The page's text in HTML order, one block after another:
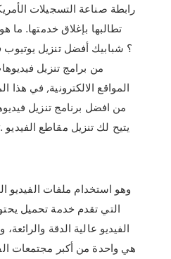
رابطة صناعة التسجيلات
تطالبها بإغلاق خدمتها. ما
من برامج تنزيل
المواقع الالكترونية, في
من افضل برنامج تنزيل
وهو استخدام ملفات الفيديو
التي تقدم خدمة تحميل
الفيديو عالية الدقة